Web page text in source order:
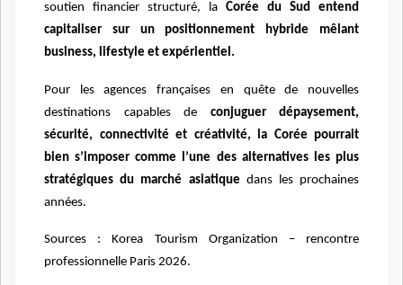
soutien financier structuré, la Corée du Sud entend
capitaliser sur un positionnement hybride mêlant
business, lifestyle et expérientiel.
Pour les agences françaises en quête de nouvelles
destinations capables de conjuguer dépaysement,
sécurité, connectivité et créativité, la Corée pourrait
bien s’imposer comme l ’une des alternatives les plus
stratégiques du marché asiatique dans les prochaines
années.
Sources : Korea Tourism Organization – rencontre
professionnelle Paris 2026.